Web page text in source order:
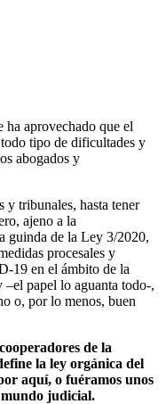
aprovechado que el
tipo de dificultades y
abogados y
y tribunales, hasta tener
ajeno a la
guinda de la Ley 3/2020,
procesales y
19 en el ámbito de la
–el papel lo aguanta todo-,
o, por lo menos, buen
de la
la ley orgánica del
aquí, o fuéramos unos
mundo judicial.